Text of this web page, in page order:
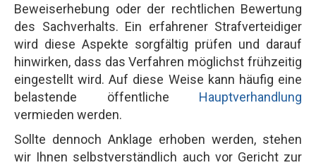
Beweiserhebung oder der rechtlichen Bewertung
des Sachverhalts. Ein erfahrener Strafverteidiger
wird diese Aspekte sorgfältig prüfen und darauf
hinwirken, dass das Verfahren möglichst frühzeitig
eingestellt wird. Auf diese Weise kann häufig eine
belastende öffentliche Hauptverhandlung
vermieden werden.
Sollte dennoch Anklage erhoben werden, stehen
wir Ihnen selbstverständlich auch vor Gericht zur